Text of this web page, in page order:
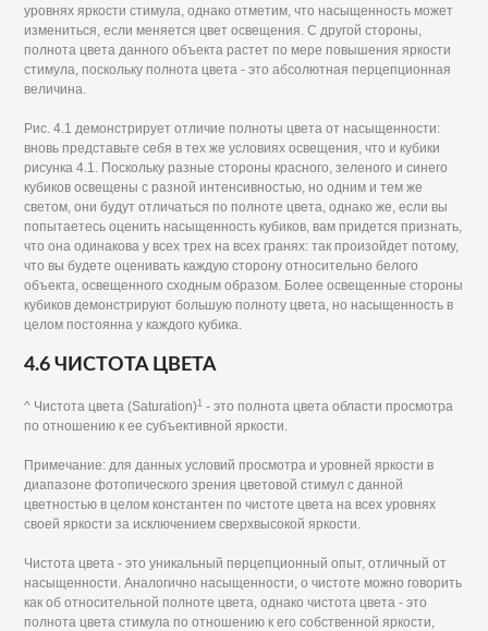
уровнях яркости стимула, однако отметим, что насыщенность может
измениться, если меняется цвет освещения. С другой стороны,
полнота цвета данного объекта растет по мере повышения яркости
стимула, поскольку полнота цвета - это абсолютная перцепционная
величина.
Рис. 4.1 демонстрирует отличие полноты цвета от насыщенности:
вновь представьте себя в тех же условиях освещения, что и кубики
рисунка 4.1. Поскольку разные стороны красного, зеленого и синего
кубиков освещены с разной интенсивностью, но одним и тем же
светом, они будут отличаться по полноте цвета, однако же, если вы
попытаетесь оценить насыщенность кубиков, вам придется признать,
что она одинакова у всех трех на всех гранях: так произойдет потому,
что вы будете оценивать каждую сторону относительно белого
объекта, освещенного сходным образом. Более освещенные стороны
кубиков демонстрируют большую полноту цвета, но насыщенность в
целом постоянна у каждого кубика.
4.6 ЧИСТОТА ЦВЕТА
^ Чистота цвета (Saturation)1 - это полнота цвета области просмотра
по отношению к ее субъективной яркости.
Примечание: для данных условий просмотра и уровней яркости в
диапазоне фотопического зрения цветовой стимул с данной
цветностью в целом константен по чистоте цвета на всех уровнях
своей яркости за исключением сверхвысокой яркости.
Чистота цвета - это уникальный перцепционный опыт, отличный от
насыщенности. Аналогично насыщенности, о чистоте можно говорить
как об относительной полноте цвета, однако чистота цвета - это
полнота цвета стимула по отношению к его собственной яркости,